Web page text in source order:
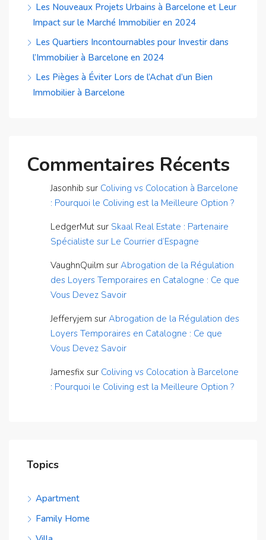
Les Nouveaux Projets Urbains à Barcelone et Leur
Impact sur le Marché Immobilier en 2024
Les Quartiers Incontournables pour Investir dans
l’Immobilier à Barcelone en 2024
Les Pièges à Éviter Lors de l’Achat d’un Bien
Immobilier à Barcelone
Commentaires Récents
Jasonhib sur Coliving vs Colocation à Barcelone
: Pourquoi le Coliving est la Meilleure Option ?
LedgerMut sur Skaal Real Estate : Partenaire
Spécialiste sur Le Courrier d’Espagne
VaughnQuilm sur Abrogation de la Régulation
des Loyers Temporaires en Catalogne : Ce que
Vous Devez Savoir
Jefferyjem sur Abrogation de la Régulation des
Loyers Temporaires en Catalogne : Ce que
Vous Devez Savoir
Jamesfix sur Coliving vs Colocation à Barcelone
: Pourquoi le Coliving est la Meilleure Option ?
Topics
Apartment
Family Home